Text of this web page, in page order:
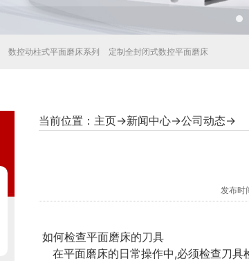
数控动柱式平面磨床系列 定制全封闭式数控平面磨床
当前位置： 主页→新闻中心→公司动态→
发布时
如何检查平面磨床的刀具
在平面磨床的日常操作中,必须检查刀具